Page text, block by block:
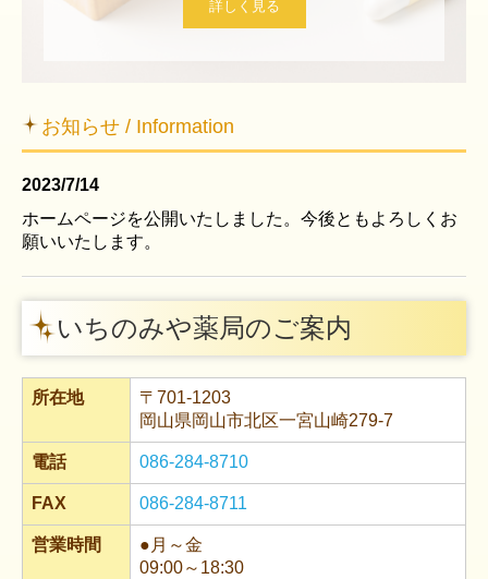
詳しく見る
お知らせ / Information
2023/7/14
ホームページを公開いたしました。今後ともよろしくお
願いいたします。
いちのみや薬局のご案内
所在地
〒701-1203
岡山県岡山市北区一宮山崎279-7
電話 086-284-8710
FAX 086-284-8711
営業時間
●月～金
09:00～18:30